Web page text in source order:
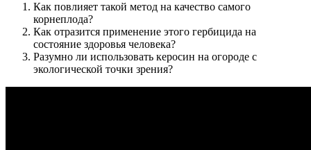
Как повлияет такой метод на качество самого
корнеплода?
Как отразится применение этого гербицида на
состояние здоровья человека?
Разумно ли использовать керосин на огороде с
экологической точки зрения?